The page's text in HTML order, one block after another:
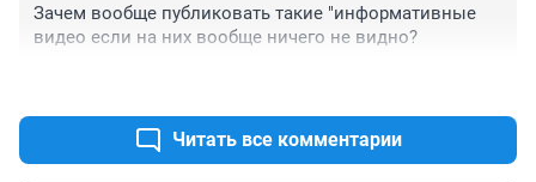
Зачем вообще публиковать такие "информативные
видео если на них вообще ничего не видно?
Читать все комментарии